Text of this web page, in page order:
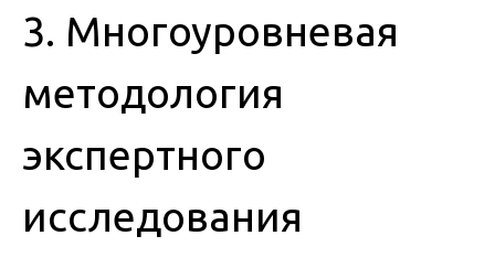
3. Многоуровневая
методология
экспертного
исследования